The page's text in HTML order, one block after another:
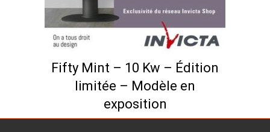
Fifty Mint – 10 Kw – Édition
limitée – Modèle en
exposition